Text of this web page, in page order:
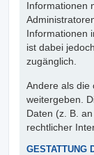
Informationen
Informationen
ist dabei
zugänglich.
Andere als die
weitergeben.
Daten (z. B.
rechtlicher
GESTATTUNG